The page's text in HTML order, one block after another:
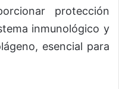
protección
inmunológico y
esencial para